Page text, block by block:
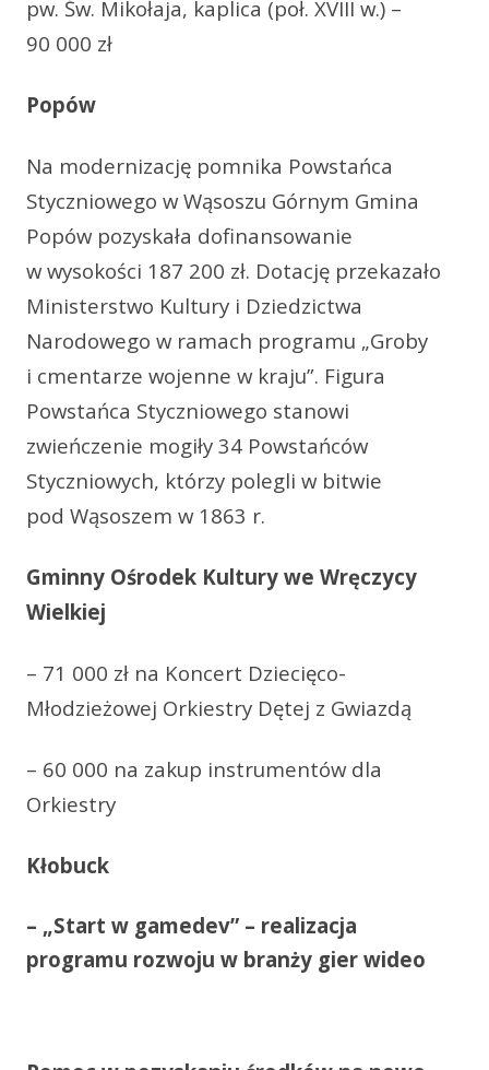
pw. Św. Mikołaja, kaplica (poł. XVIII w.) –
90 000 zł
Popów
Na modernizację pomnika Powstańca
Styczniowego w Wąsoszu Górnym Gmina
Popów pozyskała dofinansowanie
w wysokości 187 200 zł. Dotację przekazało
Ministerstwo Kultury i Dziedzictwa
Narodowego w ramach programu „Groby
i cmentarze wojenne w kraju”. Figura
Powstańca Styczniowego stanowi
zwieńczenie mogiły 34 Powstańców
Styczniowych, którzy polegli w bitwie
pod Wąsoszem w 1863 r.
Gminny Ośrodek Kultury we Wręczycy
Wielkiej
– 71 000 zł na Koncert Dziecięco-
Młodzieżowej Orkiestry Dętej z Gwiazdą
– 60 000 na zakup instrumentów dla
Orkiestry
Kłobuck
– „Start w gamedev” – realizacja
programu rozwoju w branży gier wideo